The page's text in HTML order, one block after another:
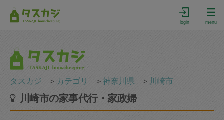
login menu
タスカジ ＞ カテゴリ ＞神奈川県 ＞ 川崎市
川崎市の家事代行・家政婦